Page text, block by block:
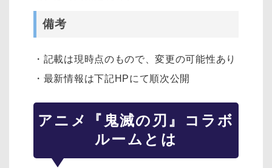
備考
・記載は現時点のもので、変更の可能性あり
・最新情報は下記HPにて順次公開
アニメ『鬼滅の刃』コラボ
ルームとは